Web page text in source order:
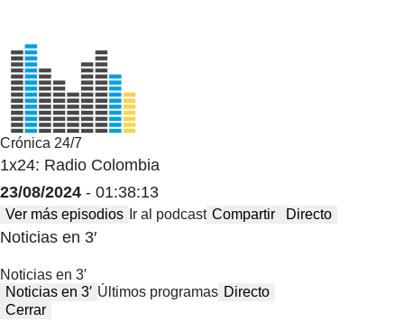
Crónica 24/7
1x24: Radio Colombia
23/08/2024 - 01:38:13
Ver más episodios Ir al podcast Compartir Directo
Noticias en 3′
Noticias en 3′
Noticias en 3′ Últimos programas Directo
Cerrar